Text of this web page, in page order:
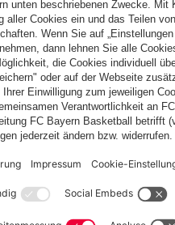
bespielen“, gab sich
Wir werden einen
Tage nach dem Sieg über
uns in einer englischen
gegen die Fortuna: